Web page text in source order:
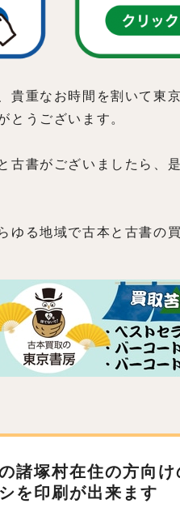
貴重なお時間を割いて東
とうございます。
古書がございましたら、
ゆる地域で古本と古書の
諸塚村在住の方向け
を印刷が出来ます